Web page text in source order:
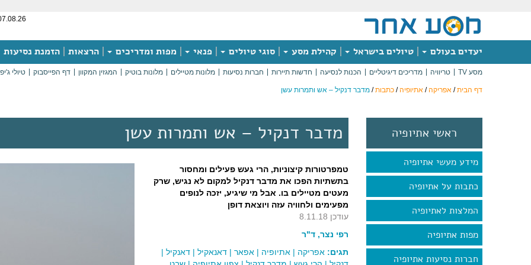
יעדים בעולם טיולים בישראל קהילת מסע סוגי טיולים פנאי מפות ומדריכים הרצאות הזמנת נסיעות
מסע TV טריוויה מדריכים דיגיטליים הכנות לנסיעה חדשות תיירות חברות נסיעות מלונות מטיילים מלונות בוטיק המגזין המקוון דף הפייסבוק טיולי
דף הבית/ אפריקה/ אתיופיה/ כתבות/ מדבר דנקיל – אש ותמרות עשן
ראשי אתיופיה
מידע מעשי אתיופיה
כתבות על אתיופיה
המלצות לאתיופיה
מפות אתיופיה
חברות נסיעות אתיופיה
מדבר דנקיל – אש ותמרות עשן
טמפרטורות קיצוניות, הרי געש פעילים ומחסור
בתשתיות הפכו את מדבר דנקיל למקום לא נגיש, שרק
מעטים מטיילים בו. אבל מי שיגיע, יזכה לנופים
מפעימים ולחוויה עזה ויוצאת דופן
עודכן 8.11.18
רפי נצר, ד"ר
תגים: אפריקה | אתיופיה | אפאר| דאנאקיל| דאנקיל|